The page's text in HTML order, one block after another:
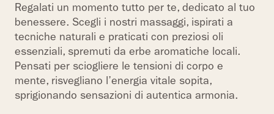
Regalati un momento tutto per te, dedicato al tuo
benessere. Scegli i nostri massaggi, ispirati a
tecniche naturali e praticati con preziosi oli
essenziali, spremuti da erbe aromatiche locali.
Pensati per sciogliere le tensioni di corpo e
mente, risvegliano l’energia vitale sopita,
sprigionando sensazioni di autentica armonia.